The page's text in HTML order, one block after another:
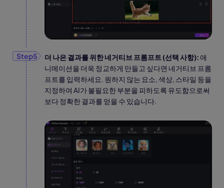
더 나은 결과를 위한 네거티브 프롬프트 (선택 사항): 애
니메이션을 더욱 정교하게 만들고 싶다면 네거티브 프롬
프트를 입력하세요. 원하지 않는 요소, 색상, 스타일 등을
지정하여 AI가 불필요한 부분을 피하도록 유도함으로써
보다 정확한 결과를 얻을 수 있습니다.